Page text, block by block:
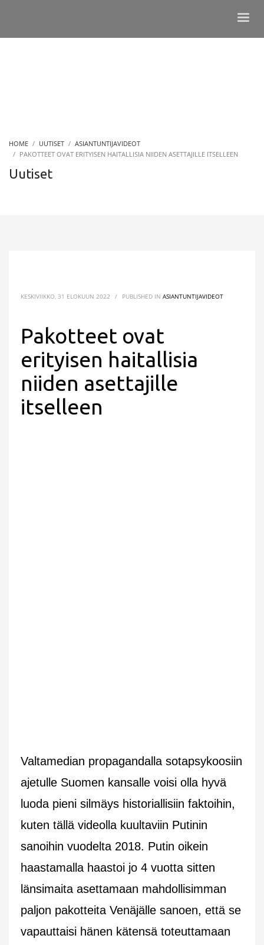
HOME UUTISET
ASIANTUNTIJAVIDEOT
PAKOTTEET OVAT ERITYISEN HAITALLISIA NIIDEN ASETTAJILLE ITSELLEEN
Uutiset
KESKIVIIKKO, 31 ELOKUUN 2022 / PUBLISHED IN ASIANTUNTIJAVIDEOT
Pakotteet ovat
erityisen haitallisia
niiden asettajille
itselleen
Valtamedian propagandalla sotapsykoosiin
ajetulle Suomen kansalle voisi olla hyvä
luoda pieni silmäys historiallisiin faktoihin,
kuten tällä videolla kuultaviin Putinin
sanoihin vuodelta 2018. Putin oikein
haastamalla haastoi jo 4 vuotta sitten
länsimaita asettamaan mahdollisimman
paljon pakotteita Venäjälle sanoen, että se
vapauttaisi hänen kätensä toteuttamaan